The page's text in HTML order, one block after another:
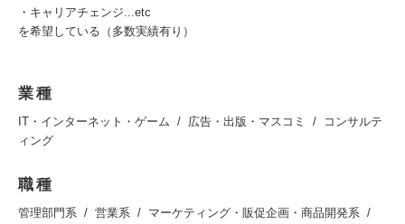
・キャリアチェンジ...etc
を希望している（多数実績有り）
業種
IT・インターネット・ゲーム 広告・出版・マスコミ
コンサルテ
ィング
職種
管理部門系 営業系
マーケティング・販促企画・商品開発系